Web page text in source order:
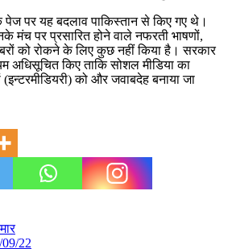
पेज पर यह बदलाव पाकिस्तान से किए गए थे।
मंच पर प्रसारित होने वाले नफरती भाषणों,
को रोकने के लिए कुछ नहीं किया है। सरकार
अधिसूचित किए ताकि सोशल मीडिया का
को और जवाबदेह बनाया जा
22